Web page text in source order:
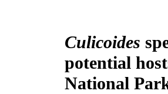
Culicoides
potential
National